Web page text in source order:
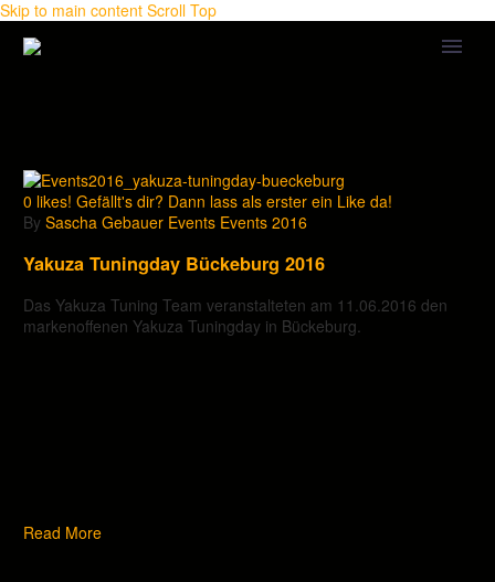
Skip to main content Scroll Top
0 likes! Gefällt's dir? Dann lass als erster ein Like da!
By Sascha Gebauer Events Events 2016
Yakuza Tuningday Bückeburg 2016
Das Yakuza Tuning Team veranstalteten am 11.06.2016 den
markenoffenen Yakuza Tuningday in Bückeburg.
Read More